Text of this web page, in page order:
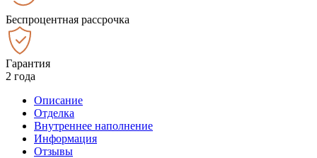
Беспроцентная рассрочка
Гарантия
2 года
Описание
Отделка
Внутреннее наполнение
Информация
Отзывы